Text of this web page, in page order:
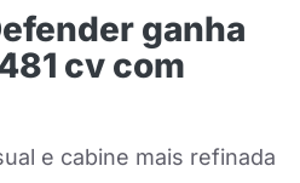
ganha
cv com
e cabine mais refinada